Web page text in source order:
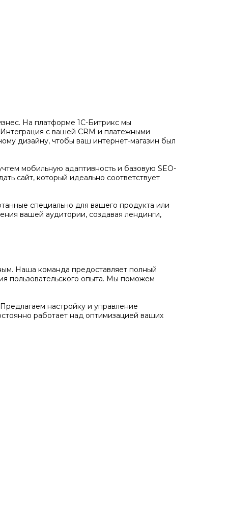
На платформе 1С-Битрикс мы
с вашей CRM и платежными
дизайну, чтобы ваш интернет-магазин был
мобильную адаптивность и базовую SEO-
сайт, который идеально соответствует
специально для вашего продукта или
вашей аудитории, создавая лендинги,
Наша команда предоставляет полный
пользовательского опыта. Мы поможем
настройку и управление
работает над оптимизацией ваших